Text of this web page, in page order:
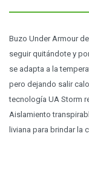
Buzo Under Armour
seguir quitándote y
se adapta a la
pero dejando salir
tecnología UA Storm
Aislamiento
liviana para brindar la